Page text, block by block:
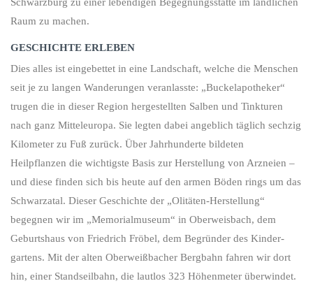
Raum zu machen.
GESCHICHTE ERLEBEN
Dies alles ist ein­ge­bettet in eine Landschaft, welche die Menschen
seit je zu langen Wanderungen veranlasste: „Buckel­apotheker“
trugen die in dieser Region hergestellten Salben und Tinkturen
nach ganz Mitteleuropa. Sie legten dabei angeblich täglich sechzig
Kilometer zu Fuß zurück. Über Jahrhunderte bildeten
Heilpflanzen die wichtigste Basis zur Herstellung von Arzneien –
und diese finden sich bis heute auf den armen Böden rings um das
Schwarza­tal. Dieser Geschichte der „Olitäten-Herstellung“
begegnen wir im „Memorial­museum“ in Ober­weisbach, dem
Geburts­haus von Friedrich Fröbel, dem Begründer des Kinder­
gartens. Mit der alten Ober­weiß­bacher Bergbahn fahren wir dort
hin, einer Stand­seil­bahn, die lautlos 323 Höhen­meter über­windet.